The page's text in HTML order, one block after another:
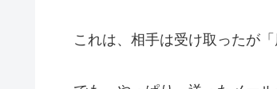
これは、相手は受け取ったが「